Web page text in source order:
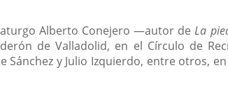
Alberto Conejero —autor deLa
de Valladolid, en el Círculo de
Sánchez y Julio Izquierdo, entre otros,